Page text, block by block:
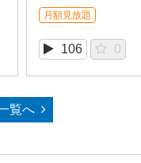
月額見放題
106 0
覧へ